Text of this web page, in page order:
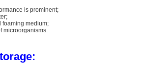
is prominent;
foaming medium;
microorganisms.